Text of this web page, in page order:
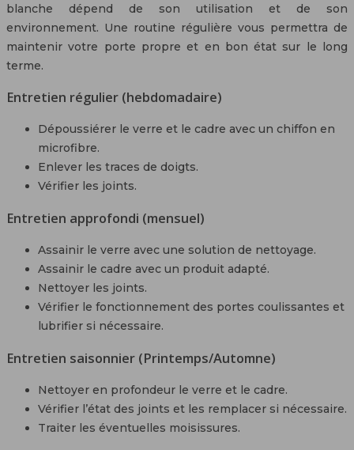
blanche dépend de son utilisation et de son
environnement. Une routine régulière vous permettra de
maintenir votre porte propre et en bon état sur le long
terme.
Entretien régulier (hebdomadaire)
Dépoussiérer le verre et le cadre avec un chiffon en
microfibre.
Enlever les traces de doigts.
Vérifier les joints.
Entretien approfondi (mensuel)
Assainir le verre avec une solution de nettoyage.
Assainir le cadre avec un produit adapté.
Nettoyer les joints.
Vérifier le fonctionnement des portes coulissantes et
lubrifier si nécessaire.
Entretien saisonnier (Printemps/Automne)
Nettoyer en profondeur le verre et le cadre.
Vérifier l’état des joints et les remplacer si nécessaire.
Traiter les éventuelles moisissures.